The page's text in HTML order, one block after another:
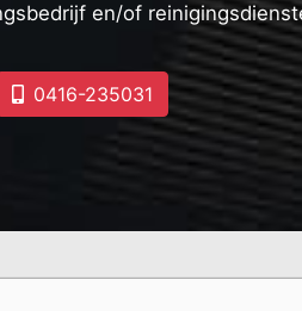
en/of
0416-235031